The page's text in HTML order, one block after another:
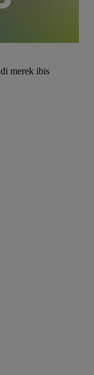
di merek ibis